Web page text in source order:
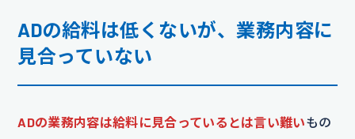
ADの給料は低くないが、業務内容に
見合っていない
ADの業務内容は給料に見合っているとは言い難いもの